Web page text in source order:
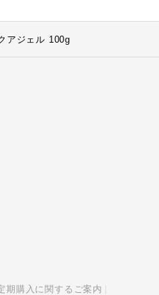
アジェル 100g
期購入に関するご案内